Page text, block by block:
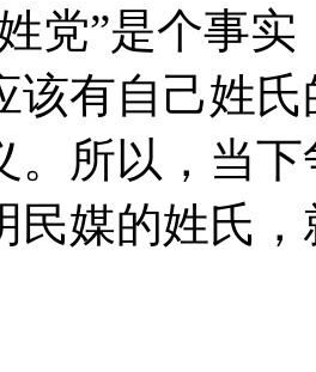
党”是个事
该有自己姓
。所以，当
民媒的姓氏